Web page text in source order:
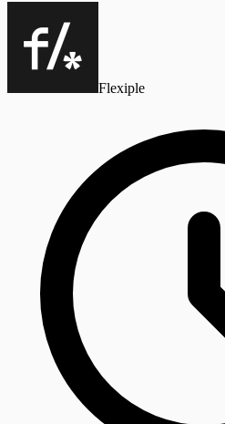
Flexiple